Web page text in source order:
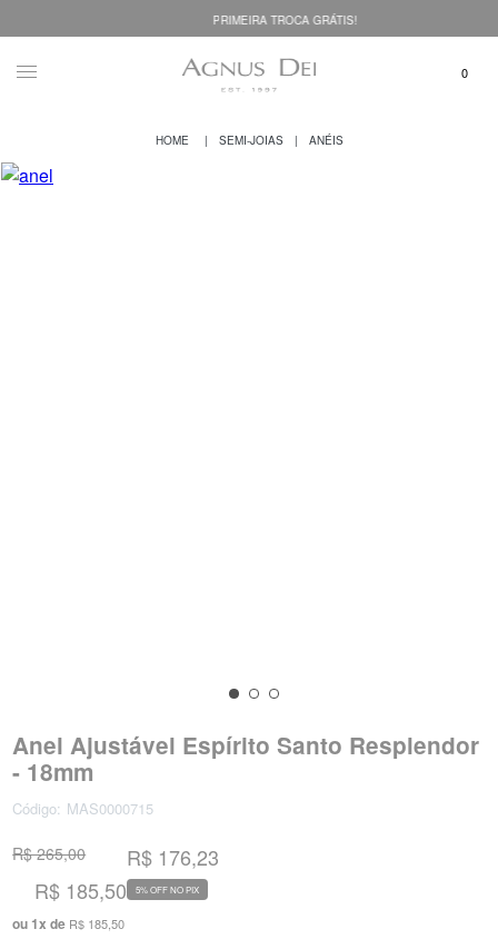
PRIMEIRA TROCA GRÁTIS!
SEMI-JOIAS ANÉIS
Anel Ajustável Espírito Santo Resplendor
- 18mm
Código: MAS0000715
R$ 265,00
R$ 185,50
ou 1x de R$ 185,50
R$ 176,23
5% OFF NO PIX